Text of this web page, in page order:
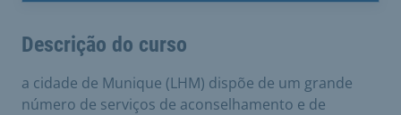
Descrição do curso
a cidade de Munique (LHM) dispõe de um grande
número de serviços de aconselhamento e de